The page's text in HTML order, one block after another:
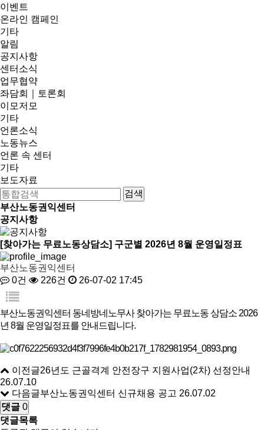
이벤트
온라인 캠페인
기타
알림
공지사항
센터소식
업무협약
좌담회｜토론회
이모저모
기타
언론소식
노동뉴스
언론 속 센터
기타
보도자료
부산노동권익센터
공지사항
[찾아가는 무료노동상담소] 구군별 2026년 8월 운영일정표
부산노동권익센터
0건
226건 26-07-02 17:45
부산노동권익센터 동네방네노무사 찾아가는 무료노동 상담소 2026
년 8월 운영일정표를 안내드립니다.
이전글26년도 근골격계 안전장구 지원사업(2차) 선정안내
26.07.10
다음글부산노동권익센터 신규채용 공고 26.07.02
댓글 0
댓글목록